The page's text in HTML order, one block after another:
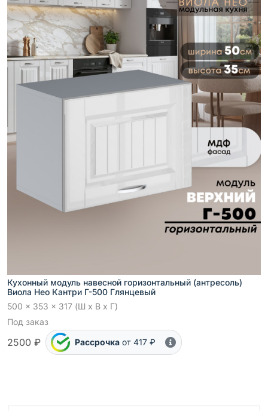
Кухонный модуль навесной горизонтальный (антресоль)
Виола Нео Кантри Г-500 Глянцевый
500 x 353 x 317 (Ш x В x Г)
Под заказ
2500 ₽ Рассрочка от 417 ₽